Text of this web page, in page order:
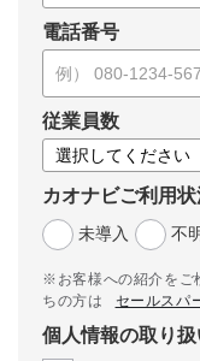
電話番号
従業員数
カオナビご利用
未導入
不
※お客様への紹介をご
ちの方は
セールスパ
個人情報の取り扱